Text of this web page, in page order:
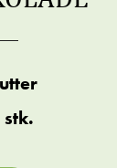
stk.